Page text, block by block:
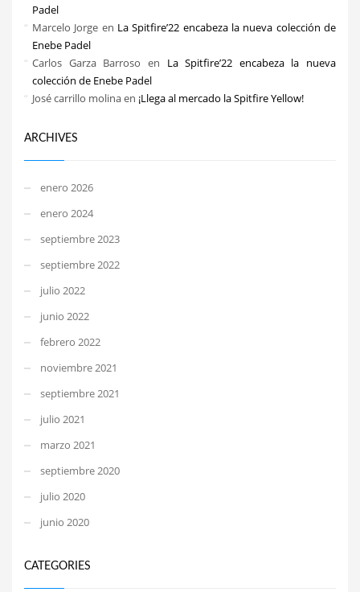
Padel
Marcelo Jorge en La Spitfire’22 encabeza la nueva colección de
Enebe Padel
Carlos Garza Barroso en La Spitfire’22 encabeza la nueva
colección de Enebe Padel
José carrillo molinaen ¡Llega al mercado la Spitfire Yellow!
ARCHIVES
enero 2026
enero 2024
septiembre 2023
septiembre 2022
julio 2022
junio 2022
febrero 2022
noviembre 2021
septiembre 2021
julio 2021
marzo 2021
septiembre 2020
julio 2020
junio 2020
CATEGORIES